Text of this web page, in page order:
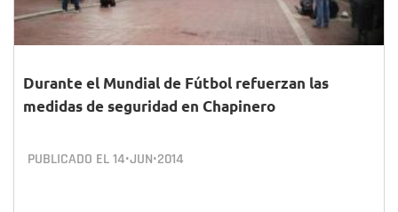
Durante el Mundial de Fútbol refuerzan las
medidas de seguridad en Chapinero
PUBLICADO EL14•JUN•2014